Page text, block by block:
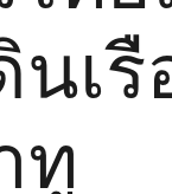
นเ
ทู